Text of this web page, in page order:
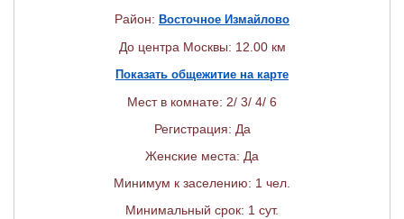
Район: Восточное Измайлово
До центра Москвы: 12.00 км
Показать общежитие на карте
Мест в комнате: 2/ 3/ 4/ 6
Регистрация: Да
Женские места: Да
Минимум к заселению: 1 чел.
Минимальный срок: 1 сут.